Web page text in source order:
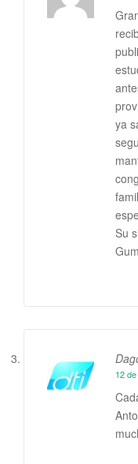
ya
Su
12